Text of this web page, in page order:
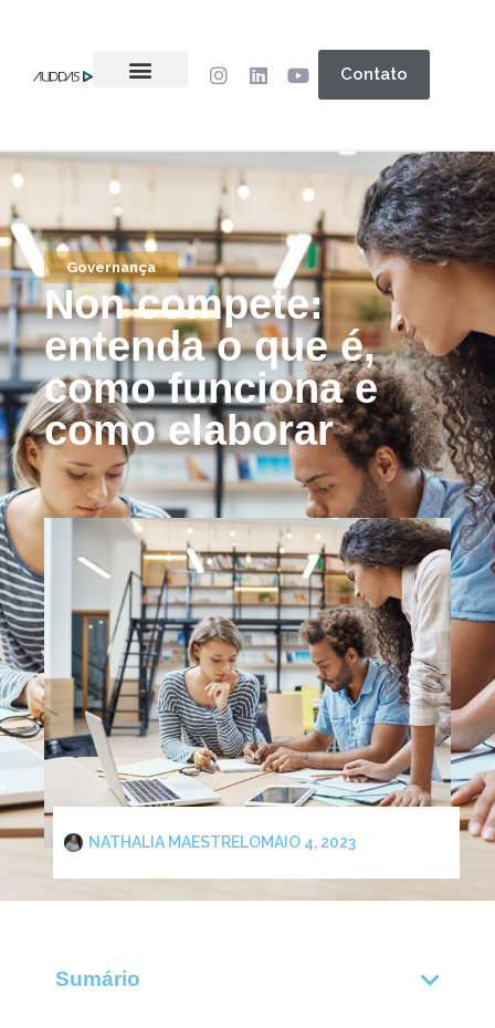
Contato
Governança
Non compete:
entenda o que é,
como funciona e
como elaborar
NATHALIA MAESTRELOMAIO 4, 2023
Sumário